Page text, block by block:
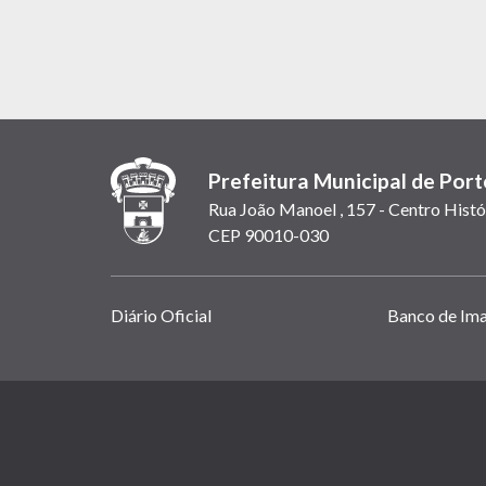
Prefeitura Municipal de
Rua João Manoel , 157 - Centro
CEP 90010-030
Links
Diário Oficial Banco de